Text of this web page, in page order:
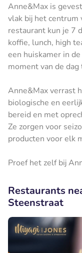
Anne&Max is
vlak bij het centrum
restaurant kun je 7
koffie, lunch, high
een huiskamer in
moment van de
Anne&Max verrast
biologische en
bereid en met
Ze zorgen voor
producten voor elk
Proef het zelf bij
Restaurants
Steenstraat